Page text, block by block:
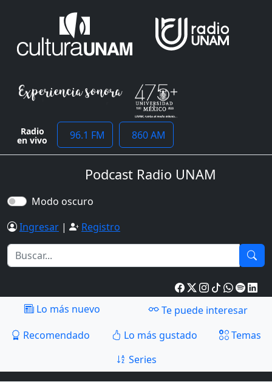
Radio
en vivo 96.1 FM 860 AM
Podcast Radio UNAM
Modo oscuro
Ingresar | Registro
Lo más nuevo
Te puede interesar
Recomendado
Lo más gustado
Temas
Series